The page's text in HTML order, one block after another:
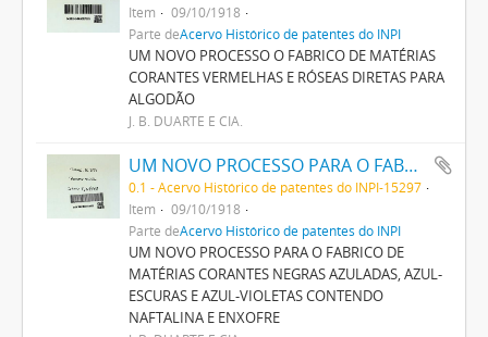
Item
09/10/1918
Parte deAcervo Histórico de patentes do INPI
UM NOVO PROCESSO O FABRICO DE MATÉRIAS
CORANTES VERMELHAS E RÓSEAS DIRETAS PARA
ALGODÃO
J. B. DUARTE E CIA.
UM NOVO PROCESSO PARA O FABRICO DE MATERIAS CORANTES NEGRAS AZULADAS, AZUL- ESCURAS E AZUL-VIOLETAS CONTENDO NAPHTALINA E ENXOFRE
0.1 - Acervo Histórico de patentes do INPI-15297
Item
09/10/1918
Parte deAcervo Histórico de patentes do INPI
UM NOVO PROCESSO PARA O FABRICO DE
MATÉRIAS CORANTES NEGRAS AZULADAS, AZUL-
ESCURAS E AZUL-VIOLETAS CONTENDO
NAFTALINA E ENXOFRE